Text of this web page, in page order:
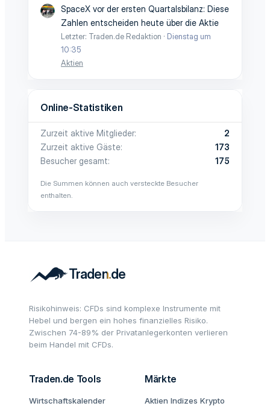
SpaceX vor der ersten Quartalsbilanz: Diese
Zahlen entscheiden heute über die Aktie
Letzter: Traden.de Redaktion
Dienstag um
10:35
Aktien
Online-Statistiken
Zurzeit aktive Mitglieder
2
Zurzeit aktive Gäste
173
Besucher gesamt
175
Die Summen können auch versteckte Besucher
enthalten.
Risikohinweis: CFDs sind komplexe Instrumente mit
Hebel und bergen ein hohes finanzielles Risiko.
Zwischen 74-89% der Privatanlegerkonten verlieren
beim Handel mit CFDs.
Traden.de Tools
Wirtschaftskalender
Märkte
Aktien Indizes Krypto